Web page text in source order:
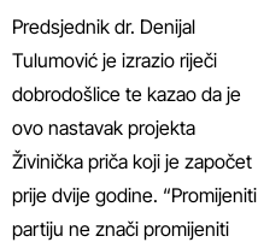
Predsjednik dr. Denijal
Tulumović je izrazio riječi
dobrodošlice te kazao da je
ovo nastavak projekta
Živinička priča koji je započet
prije dvije godine. “Promijeniti
partiju ne znači promijeniti